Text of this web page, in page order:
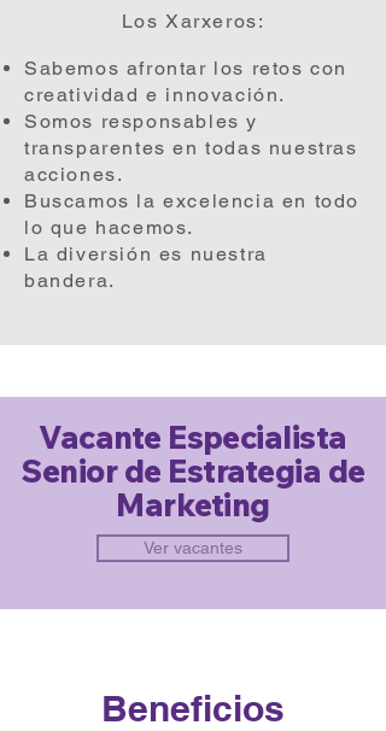
Los Xarxeros:
Sabemos afrontar los retos con
creatividad e innovación.
Somos responsables y
transparentes en todas nuestras
acciones.
Buscamos la excelencia en todo
lo que hacemos.
La diversión es nuestra
bandera.
Vacante Especialista
Senior de Estrategia de
Marketing
Ver vacantes
Beneficios